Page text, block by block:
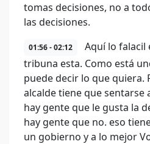
tomas decisiones, no a
las decisiones.
01:56 - 02:12
Aquí lo falacil
tribuna esta. Como está
puede decir lo que quiera.
alcalde tiene que sentarse
hay gente que le gusta la
hay gente que no. eso
un gobierno y a lo mejor